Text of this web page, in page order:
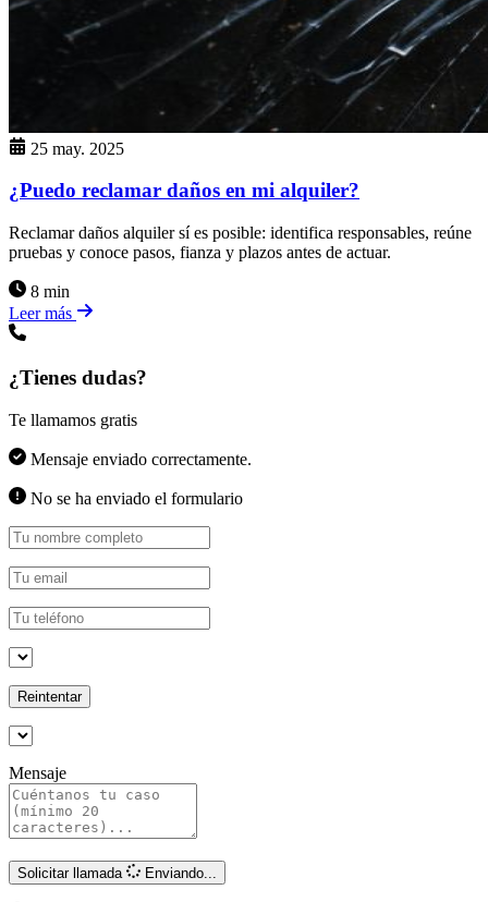
25 may. 2025
¿Puedo reclamar daños en mi alquiler?
Reclamar daños alquiler sí es posible: identifica responsables, reúne
pruebas y conoce pasos, fianza y plazos antes de actuar.
8 min
Leer más
¿Tienes dudas?
Te llamamos gratis
Mensaje enviado correctamente.
No se ha enviado el formulario
Reintentar
Mensaje
Solicitar llamada Enviando...